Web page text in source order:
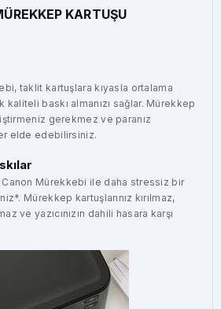
KARTUŞU
taklit kartuşlara kıyasla ortalama
baskı almanızı sağlar. Mürekkep
gerekmez ve paranız
elde edebilirsiniz.
Mürekkebi ile daha stressiz bir
Mürekkep kartuşlarınız kırılmaz,
ve yazıcınızın dahili hasara karşı